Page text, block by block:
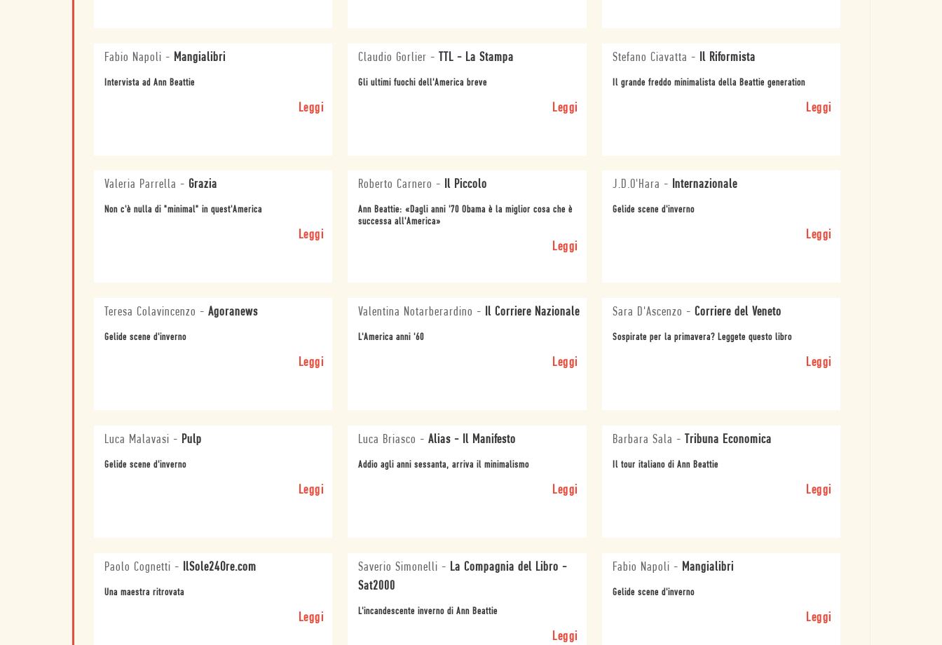
Fabio Napoli - Mangialibri
Intervista ad Ann Beattie
Leggi
Claudio Gorlier - TTL - La Stampa
Gli ultimi fuochi dell'America breve
Leggi
Stefano Ciavatta - Il Riformista
Il grande freddo minimalista della Beattie generation
Leggi
Valeria Parrella - Grazia
Non c'è nulla di "minimal" in quest'America
Leggi
Roberto Carnero - Il Piccolo
Ann Beattie: «Dagli anni '70 Obama è la miglior cosa che è
successa all'America»
Leggi
J.D.O'Hara - Internazionale
Gelide scene d'inverno
Leggi
Teresa Colavincenzo - Agoranews
Gelide scene d'inverno
Leggi
Valentina Notarberardino - Il Corriere Nazionale
L'America anni '60
Leggi
Sara D'Ascenzo - Corriere del Veneto
Sospirate per la primavera? Leggete questo libro
Leggi
Luca Malavasi - Pulp
Gelide scene d'inverno
Leggi
Luca Briasco -Alias - Il Manifesto
Addio agli anni sessanta, arriva il minimalismo
Leggi
Barbara Sala - Tribuna Economica
Il tour italiano di Ann Beattie
Leggi
Paolo Cognetti - IlSole24Ore.com
Una maestra ritrovata
Leggi
Saverio Simonelli - La Compagnia del Libro -
Sat2000
L'incandescente inverno di Ann Beattie
Leggi
Fabio Napoli - Mangialibri
Gelide scene d'inverno
Leggi